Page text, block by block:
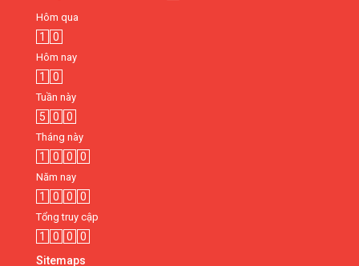
Hôm qua
1 0
Hôm nay
1 0
Tuần này
5 0 0
Tháng này
1 0 0 0
Năm nay
1 0 0 0
Tổng truy cập
1 0 0
0
Sitemaps